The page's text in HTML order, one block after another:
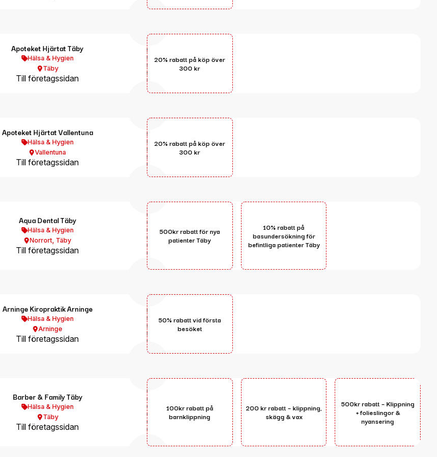
Apoteket Hjärtat Täby
Hälsa & Hygien
Täby
Till företagssidan
20% rabatt på köp över
300 kr
Apoteket Hjärtat Vallentuna
Hälsa & Hygien
Vallentuna
Till företagssidan
20% rabatt på köp över
300 kr
Aqua Dental Täby
Hälsa & Hygien
Norrort, Täby
Till företagssidan
500kr rabatt för nya
patienter Täby
10% rabatt på
basundersökning för
befintliga patienter Täby
Arninge Kiropraktik Arninge
Hälsa & Hygien
Arninge
Till företagssidan
50% rabatt vid första
besöket
Barber & Family Täby
Hälsa & Hygien
Täby
Till företagssidan
100kr rabatt på
barnklippning
200 kr rabatt – klippning,
skägg & vax
500kr rabatt – Klippning
+ folieslingor &
nyansering